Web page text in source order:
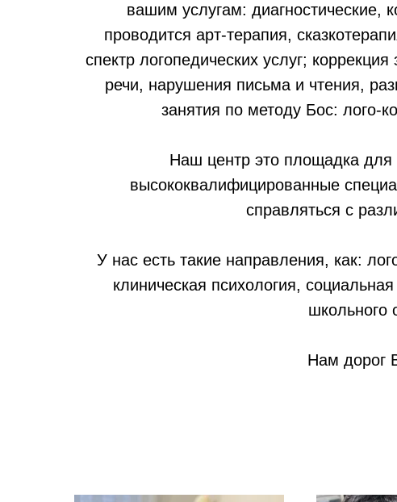
вашим услугам: диагностические,
проводится арт-терапия,
спектр логопедических услуг;
речи, нарушения письма и чтения,
занятия по методу Бос: лого-
Наш центр это площадка для
высококвалифицированные
справляться с
У нас есть такие направления, как:
клиническая психология,
школьного
Нам дорог